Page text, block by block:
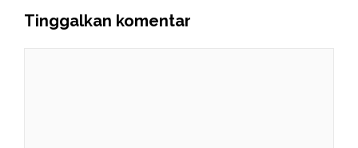
Tinggalkan komentar